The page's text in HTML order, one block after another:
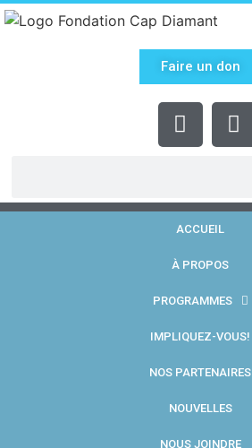
Faire un don
ACCUEIL
À PROPOS
PROGRAMMES
IMPLIQUEZ-VOUS!
NOS PARTENAIRES
NOUVELLES
NOUS JOINDRE